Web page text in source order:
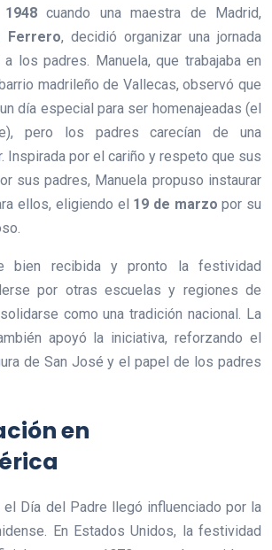
1948cuando una maestra de Madrid,
Ferrero, decidió organizar una jornada
los padres. Manuela, que trabajaba en
madrileño de Vallecas, observó que
día especial para ser homenajeadas (el
pero los padres carecían de una
Inspirada por el cariño y respeto que sus
sus padres, Manuela propuso instaurar
ellos, eligiendo el 19 de marzo por su
bien recibida y pronto la festividad
por otras escuelas y regiones de
como una tradición nacional. La
apoyó la iniciativa, reforzando el
de San José y el papel de los padres
en
el Día del Padre llegó influenciado por la
En Estados Unidos, la festividad